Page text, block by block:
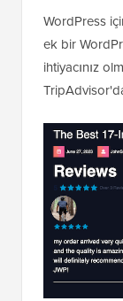
WordPress
ek bir
ihtiyacınız